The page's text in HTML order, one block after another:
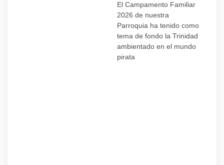
El Campamento Familiar
2026 de nuestra
Parroquia ha tenido como
tema de fondo la Trinidad
ambientado en el mundo
pirata